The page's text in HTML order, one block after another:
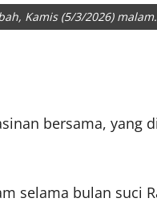
Kamis (5/3/2026)
bersama, yang
selama bulan suci